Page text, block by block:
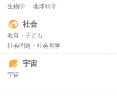
生物学 地球科学
社会
教育・子ども
社会問題・社会哲学
宇宙
宇宙